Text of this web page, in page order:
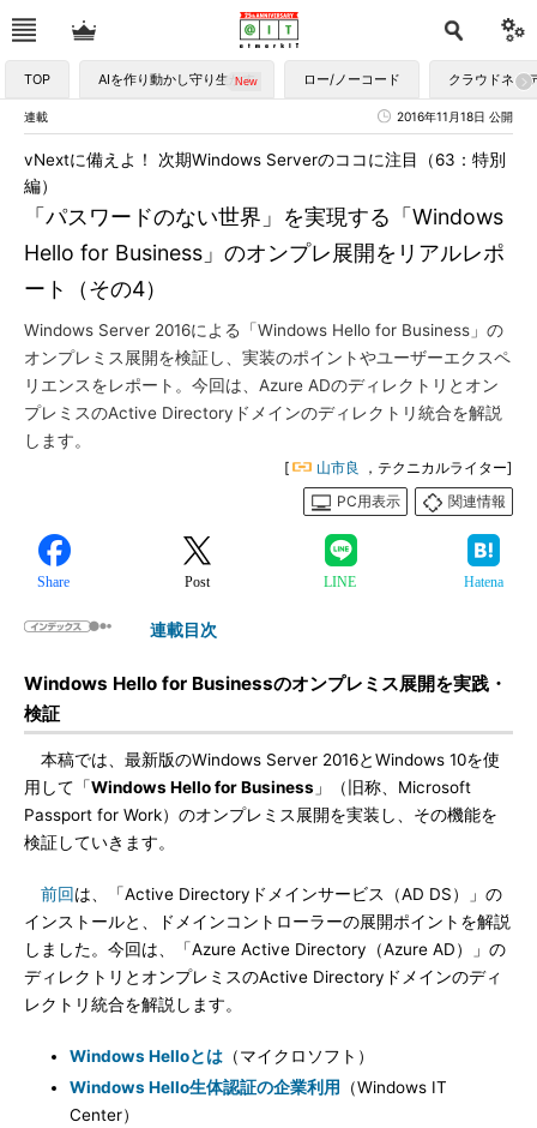
TOP AIを作り動かし守り生かす ロー/ノーコード クラウドネイ
連載 2016年11月18日 公開
「パスワードのない世界」を実現する「Windows
Hello for Business」のオンプレ展開をリアルレポ
ート（その4）
vNextに備えよ！ 次期Windows Serverのココに注目（63：特別
編）
Windows Server 2016による「Windows Hello for Business」の
オンプレミス展開を検証し、実装のポイントやユーザーエクスペ
リエンスをレポート。今回は、Azure ADのディレクトリとオン
プレミスのActive Directoryドメインのディレクトリ統合を解説
します。
[ 山市良
，テクニカルライター]
PC用表示
関連情報
Share Post LINE Hatena
連載目次
Windows Hello for Businessのオンプレミス展開を実践・
検証
本稿では、最新版のWindows Server 2016とWindows 10を使
用して「Windows Hello for Business 」（旧称、Microsoft
Passport for Work）のオンプレミス展開を実装し、その機能を
検証していきます。
前回は、「Active Directoryドメインサービス（AD DS）」の
インストールと、ドメインコントローラーの展開ポイントを解説
しました。今回は、「Azure Active Directory（Azure AD）」の
ディレクトリとオンプレミスのActive Directoryドメインのディ
レクトリ統合を解説します。
Windows Helloとは （マイクロソフト）
Windows Hello生体認証の企業利用
（Windows IT
Center）